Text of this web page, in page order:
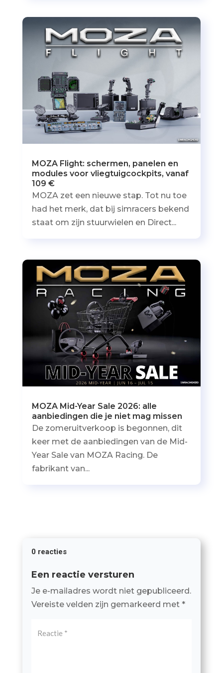
MOZA Flight: schermen, panelen en
modules voor vliegtuigcockpits, vanaf
109 €
MOZA zet een nieuwe stap. Tot nu toe
had het merk, dat bij simracers bekend
staat om zijn stuurwielen en Direct...
MOZA Mid-Year Sale 2026: alle
aanbiedingen die je niet mag missen
De zomeruitverkoop is begonnen, dit
keer met de aanbiedingen van de Mid-
Year Sale van MOZA Racing. De
fabrikant van...
0 reacties
Een reactie versturen
Je e-mailadres wordt niet gepubliceerd.
Vereiste velden zijn gemarkeerd met *